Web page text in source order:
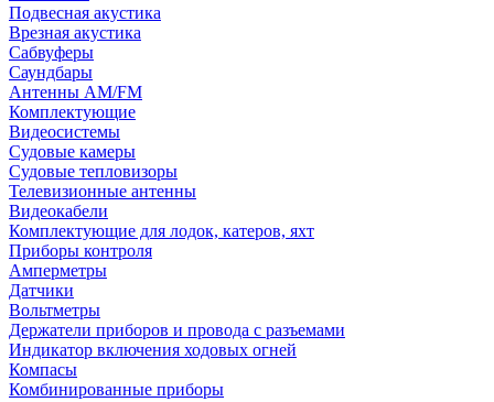
Подвесная акустика
Врезная акустика
Сабвуферы
Саундбары
Антенны AM/FM
Комплектующие
Видеосистемы
Судовые камеры
Cудовые тепловизоры
Телевизионные антенны
Видеокабели
Комплектующие для лодок, катеров, яхт
Приборы контроля
Амперметры
Датчики
Вольтметры
Держатели приборов и провода с разъемами
Индикатор включения ходовых огней
Компасы
Комбинированные приборы